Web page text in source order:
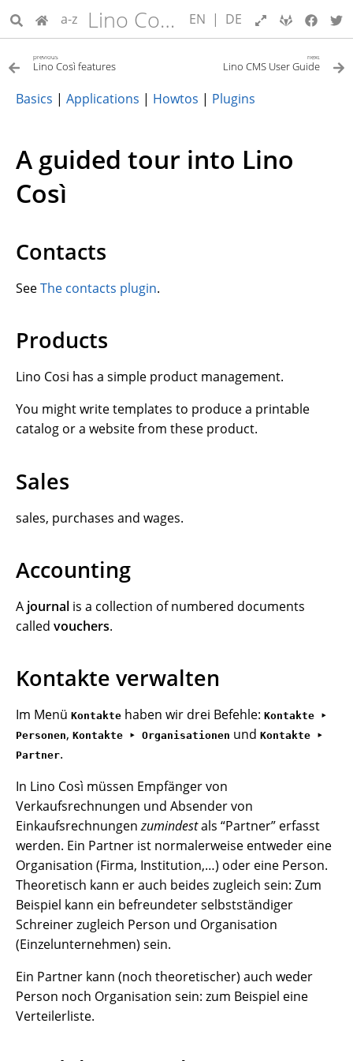
a-z Lino Così User Guide EN | DE
previous
Lino Così features
next
Lino CMS User Guide
Basics | Applications | Howtos | Plugins
A guided tour into Lino
Così
Contacts
SeeThe contacts plugin.
Products
Lino Cosi has a simple product management.
You might write templates to produce a printable
catalog or a website from these product.
Sales
sales, purchases and wages.
Accounting
A journal is a collection of numbered documents
called vouchers.
Kontakte verwalten
Im Menü Kontakte haben wir drei Befehle: Kontakte ‣
Personen, Kontakte ‣ Organisationen und Kontakte ‣
Partner.
In Lino Così müssen Empfänger von
Verkaufsrechnungen und Absender von
Einkaufsrechnungenzumindestals “Partner” erfasst
werden. Ein Partner ist normalerweise entweder eine
Organisation (Firma, Institution,…) oder eine Person.
Theoretisch kann er auch beides zugleich sein: Zum
Beispiel kann ein befreundeter selbstständiger
Schreiner zugleich Person und Organisation
(Einzelunternehmen) sein.
Ein Partner kann (noch theoretischer) auch weder
Person noch Organisation sein: zum Beispiel eine
Verteilerliste.